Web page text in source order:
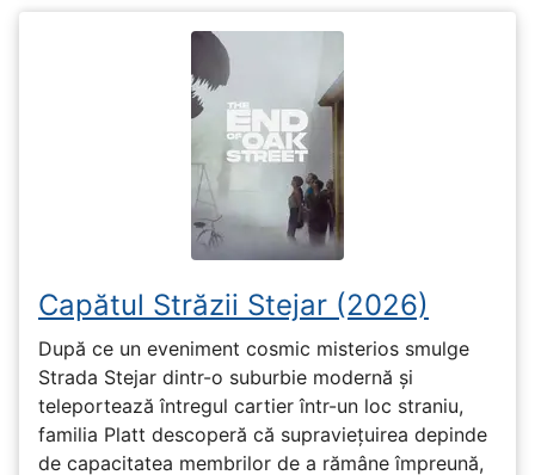
Capătul Străzii Stejar (2026)
După ce un eveniment cosmic misterios smulge
Strada Stejar dintr-o suburbie modernă și
teleportează întregul cartier într-un loc straniu,
familia Platt descoperă că supraviețuirea depinde
de capacitatea membrilor de a rămâne împreună,